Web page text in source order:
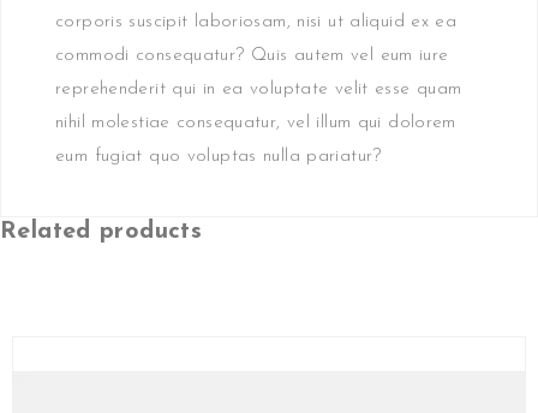
corporis suscipit laboriosam, nisi ut aliquid ex ea
commodi consequatur? Quis autem vel eum iure
reprehenderit qui in ea voluptate velit esse quam
nihil molestiae consequatur, vel illum qui dolorem
eum fugiat quo voluptas nulla pariatur?
Related products